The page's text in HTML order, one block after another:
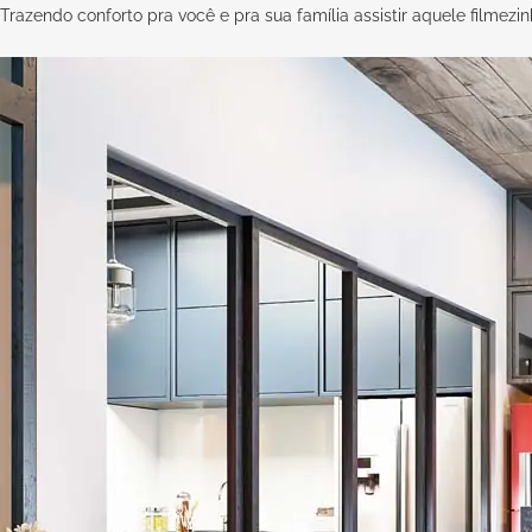
Trazendo conforto pra você e pra sua família assistir aquele